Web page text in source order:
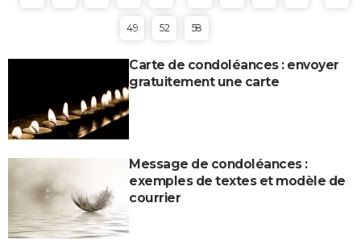
49 52 58
Carte de condoléances : envoyer
gratuitement une carte
Message de condoléances :
exemples de textes et modèle de
courrier